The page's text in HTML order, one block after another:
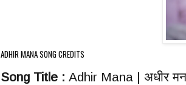
ADHIR MANA SONG CREDITS
Song Title : Adhir Mana | अधीर